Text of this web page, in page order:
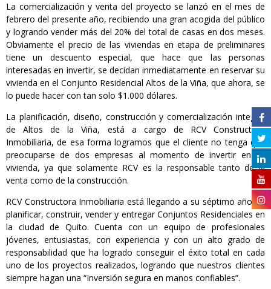
La comercialización y venta del proyecto se lanzó en el mes de
febrero del presente año, recibiendo una gran acogida del público
y logrando vender más del 20% del total de casas en dos meses.
Obviamente el precio de las viviendas en etapa de preliminares
tiene un descuento especial, que hace que las personas
interesadas en invertir, se decidan inmediatamente en reservar su
vivienda en el Conjunto Residencial Altos de la Viña, que ahora, se
lo puede hacer con tan solo $1.000 dólares.
La planificación, diseño, construcción y comercialización integral
de Altos de la Viña, está a cargo de RCV Constructora
Inmobiliaria, de esa forma logramos que el cliente no tenga que
preocuparse de dos empresas al momento de invertir en su
vivienda, ya que solamente RCV es la responsable tanto de la
venta como de la construcción.
RCV Constructora Inmobiliaria está llegando a su séptimo año de
planificar, construir, vender y entregar Conjuntos Residenciales en
la ciudad de Quito. Cuenta con un equipo de profesionales
jóvenes, entusiastas, con experiencia y con un alto grado de
responsabilidad que ha logrado conseguir el éxito total en cada
uno de los proyectos realizados, logrando que nuestros clientes
siempre hagan una “Inversión segura en manos confiables”.